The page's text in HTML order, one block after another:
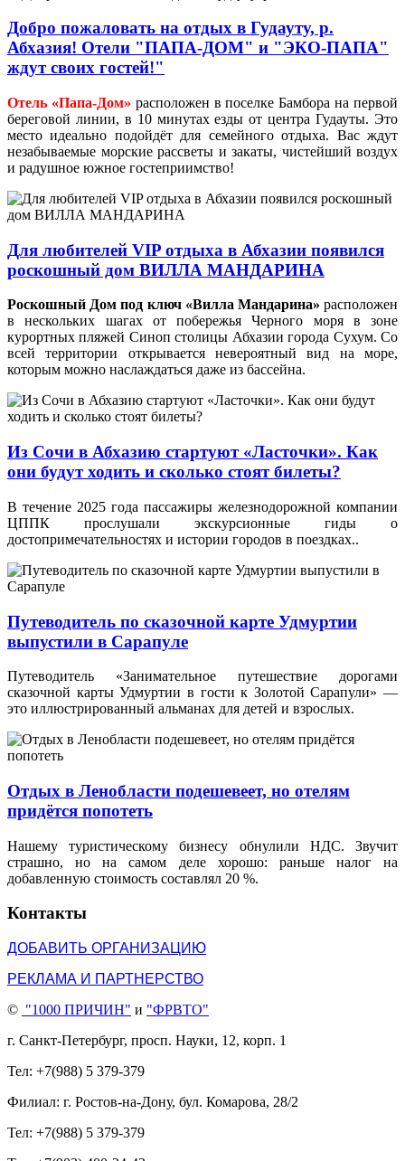
Добро пожаловать на отдых в Гудауту, р.
Абхазия! Отели "ПАПА-ДОМ" и "ЭКО-ПАПА"
ждут своих гостей!"
Отель «Папа-Дом» расположен в поселке Бамбора на первой
береговой линии, в 10 минутах езды от центра Гудауты. Это
место идеально подойдёт для семейного отдыха. Вас ждут
незабываемые морские рассветы и закаты, чистейший воздух
и радушное южное гостеприимство!
Для любителей VIP отдыха в Абхазии появился
роскошный дом ВИЛЛА МАНДАРИНА
Роскошный Дом под ключ «Вилла Мандарина» расположен
в нескольких шагах от побережья Черного моря в зоне
курортных пляжей Синоп столицы Абхазии города Сухум. Со
всей территории открывается невероятный вид на море,
которым можно наслаждаться даже из бассейна.
Из Сочи в Абхазию стартуют «Ласточки». Как
они будут ходить и сколько стоят билеты?
В течение 2025 года пассажиры железнодорожной компании
ЦППК прослушали экскурсионные гиды о
достопримечательностях и истории городов в поездках..
Путеводитель по сказочной карте Удмуртии
выпустили в Сарапуле
Путеводитель «Занимательное путешествие дорогами
сказочной карты Удмуртии в гости к Золотой Сарапули» —
это иллюстрированный альманах для детей и взрослых.
Отдых в Ленобласти подешевеет, но отелям
придётся попотеть
Нашему туристическому бизнесу обнулили НДС. Звучит
страшно, но на самом деле хорошо: раньше налог на
добавленную стоимость составлял 20 %.
Контакты
ДОБАВИТЬ ОРГАНИЗАЦИЮ
РЕКЛАМА И ПАРТНЕРСТВО
© "1000 ПРИЧИН" и "ФРВТО"
г. Санкт-Петербург, просп. Науки, 12, корп. 1
Тел: +7(988) 5 379-379
Филиал: г. Ростов-на-Дону, бул. Комарова, 28/2
Тел: +7(988) 5 379-379